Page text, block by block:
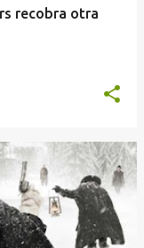
recobra otra